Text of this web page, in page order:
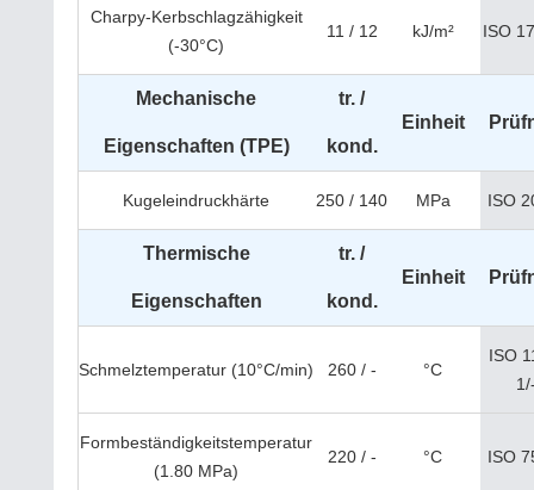
Charpy-Kerbschlagzähigkeit
(-30°C)
11 / 12 kJ/m² ISO
Mechanische
Eigenschaften (TPE)
tr. /
kond.
Einheit
Kugeleindruckhärte 250 / 140 MPa ISO
Thermische
Eigenschaften
tr. /
kond.
Einheit
Schmelztemperatur (10°C/min) 260 / - °C
ISO
Formbeständigkeitstemperatur
(1.80 MPa)
220 / - °C ISO